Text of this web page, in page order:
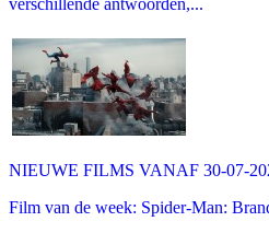
NIEUWE FILMS VANAF 30-07-
Film van de week: Spider-Man: